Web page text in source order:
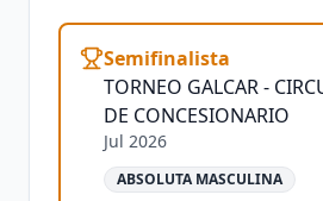
Semifinalista
TORNEO GALCAR -
DE CONCESIONARIO
Jul 2026
ABSOLUTA MASCULINA